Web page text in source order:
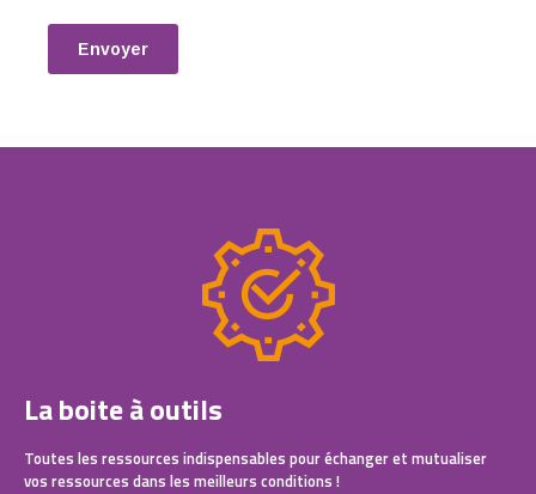
La boite à outils
Toutes les ressources indispensables pour échanger et mutualiser
vos ressources dans les meilleurs conditions !